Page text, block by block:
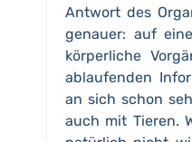
Antwort des
genauer: auf
körperliche
ablaufenden
an sich schon
auch mit Tieren.